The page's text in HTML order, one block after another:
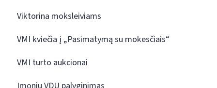
Viktorina moksleiviams
VMI kviečia į „Pasimatymą su mokesčiais“
VMI turto aukcionai